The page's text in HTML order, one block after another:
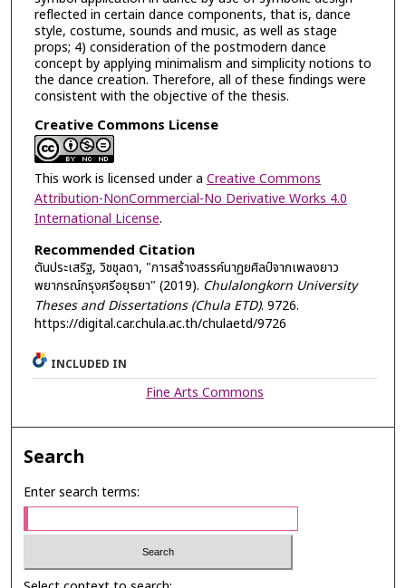
reflected in certain dance components, that is, dance
style, costume, sounds and music, as well as stage
props; 4) consideration of the postmodern dance
concept by applying minimalism and simplicity notions to
the dance creation. Therefore, all of these findings were
consistent with the objective of the thesis.
Creative Commons License
This work is licensed under a Creative Commons
Attribution-NonCommercial-No Derivative Works 4.0
International License.
Recommended Citation
ตันประเสริฐ, วิชชุลดา, "การสร้างสรรค์นาฏยศิลป์จากเพลงยาว
พยากรณ์กรุงศรีอยุธยา" (2019). Chulalongkorn University
Theses and Dissertations (Chula ETD). 9726.
https://digital.car.chula.ac.th/chulaetd/9726
INCLUDED IN
Fine Arts Commons
Search
Enter search terms: